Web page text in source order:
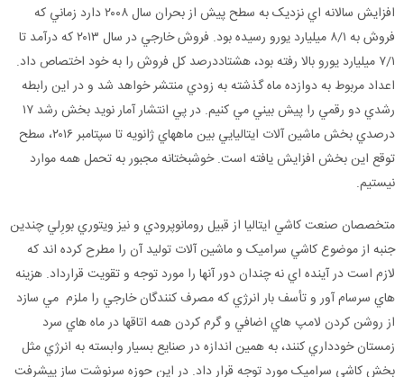
افزايش سالانه اي نزديک به سطح پيش از بحران سال ۲۰۰۸ دارد زماني که
فروش به ۸/۱ ميليارد يورو رسيده بود. فروش خارجي در سال ۲۰۱۳ که درآمد تا
۷/۱ ميليارد يورو بالا رفته بود، هشتاددرصد کل فروش را به خود اختصاص داد.
اعداد مربوط به دوازده ماه گذشته به زودي منتشر خواهد شد و در اين رابطه
رشدي دو رقمي را پيش بيني مي کنيم. در پي انتشار آمار نويد بخش رشد ۱۷
درصدي بخش ماشين آلات ايتاليايي بين ماههاي ژانويه تا سپتامبر ۲۰۱۶، سطح
توقع اين بخش افزايش يافته است. خوشبختانه مجبور به تحمل همه موارد
نيستيم.
متخصصان صنعت کاشي ايتاليا از قبيل رومانوپرودي و نيز ويتوري بورِلي چندين
جنبه از موضوع کاشي سراميک و ماشين آلات توليد آن را مطرح کرده اند که
لازم است در آينده اي نه چندان دور آنها را مورد توجه و تقويت قرارداد. هزينه
هاي سرسام آور و تأسف بار انرژي که مصرف کنندگان خارجي را ملزم مي سازد
از روشن کردن لامپ هاي اضافي و گرم کردن همه اتاقها در ماه هاي سرد
زمستان خودداري کنند، به همين اندازه در صنايع بسيار وابسته به انرژي مثل
بخش کاشي سراميک مورد توجه قرار داد. در اين حوزه سرنوشت ساز پيشرفت